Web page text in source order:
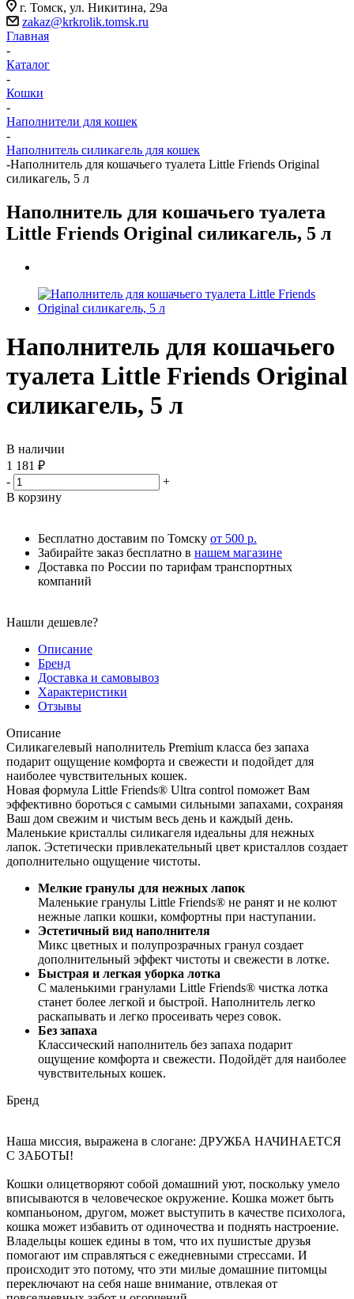
г. Томск, ​ул. Никитина, 29а
zakaz@krkrolik.tomsk.ru
Главная
-
Каталог
-
Кошки
-
Наполнители для кошек
-
Наполнитель силикагель для кошек
-Наполнитель для кошачьего туалета Little Friends Original
силикагель, 5 л
Наполнитель для кошачьего туалета
Little Friends Original силикагель, 5 л
Наполнитель для кошачьего
туалета Little Friends Original
силикагель, 5 л
В наличии
1 181 ₽
-
+
В корзину
Бесплатно доставим по Томску от 500 р.
Забирайте заказ бесплатно в нашем магазине
Доставка по России по тарифам транспортных
компаний
Нашли дешевле?
Описание
Бренд
Доставка и самовывоз
Характеристики
Отзывы
Описание
Силикагелевый наполнитель Premium класса без запаха
подарит ощущение комфорта и свежести и подойдет для
наиболее чувствительных кошек.
Новая формула Little Friends® Ultra control поможет Вам
эффективно бороться с самыми сильными запахами, сохраняя
Ваш дом свежим и чистым весь день и каждый день.
Маленькие кристаллы силикагеля идеальны для нежных
лапок. Эстетически привлекательный цвет кристаллов создает
дополнительно ощущение чистоты.
Мелкие гранулы для нежных лапок
Маленькие гранулы Little Friends® не ранят и не колют
нежные лапки кошки, комфортны при наступании.
Эстетичный вид наполнителя
Микс цветных и полупрозрачных гранул создает
дополнительный эффект чистоты и свежести в лотке.
Быстрая и легкая уборка лотка
С маленькими гранулами Little Friends® чистка лотка
станет более легкой и быстрой. Наполнитель легко
раскапывать и легко просеивать через совок.
Без запаха
Классический наполнитель без запаха подарит
ощущение комфорта и свежести. Подойдёт для наиболее
чувствительных кошек.
Бренд
Наша миссия, выражена в слогане: ДРУЖБА НАЧИНАЕТСЯ
С ЗАБОТЫ!
Кошки олицетворяют собой домашний уют, поскольку умело
вписываются в человеческое окружение. Кошка может быть
компаньоном, другом, может выступить в качестве психолога,
кошка может избавить от одиночества и поднять настроение.
Владельцы кошек едины в том, что их пушистые друзья
помогают им справляться с ежедневными стрессами. И
происходит это потому, что эти милые домашние питомцы
переключают на себя наше внимание, отвлекая от